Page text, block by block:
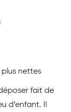
plus nettes
fait de
d’enfant. Il